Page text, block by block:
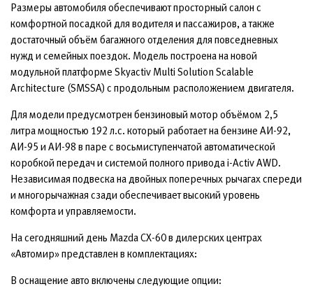
Размеры автомобиля обеспечивают просторный салон с
комфортной посадкой для водителя и пассажиров, а также
достаточный объём багажного отделения для повседневных
нужд и семейных поездок. Модель построена на новой
модульной платформе Skyactiv Multi Solution Scalable
Architecture (SMSSA) с продольным расположением двигателя.
Для модели предусмотрен бензиновый мотор объёмом 2,5
литра мощностью 192 л.с. который работает на бензине АИ-92,
АИ-95 и АИ-98 в паре с восьмиступенчатой автоматической
коробкой передач и системой полного привода i-Activ AWD.
Независимая подвеска на двойных поперечных рычагах спереди
и многорычажная сзади обеспечивает высокий уровень
комфорта и управляемости.
На сегодняшний день Mazda CX-60 в дилерских центрах
«Автомир» представлен в комплектациях:
В оснащение авто включены следующие опции: